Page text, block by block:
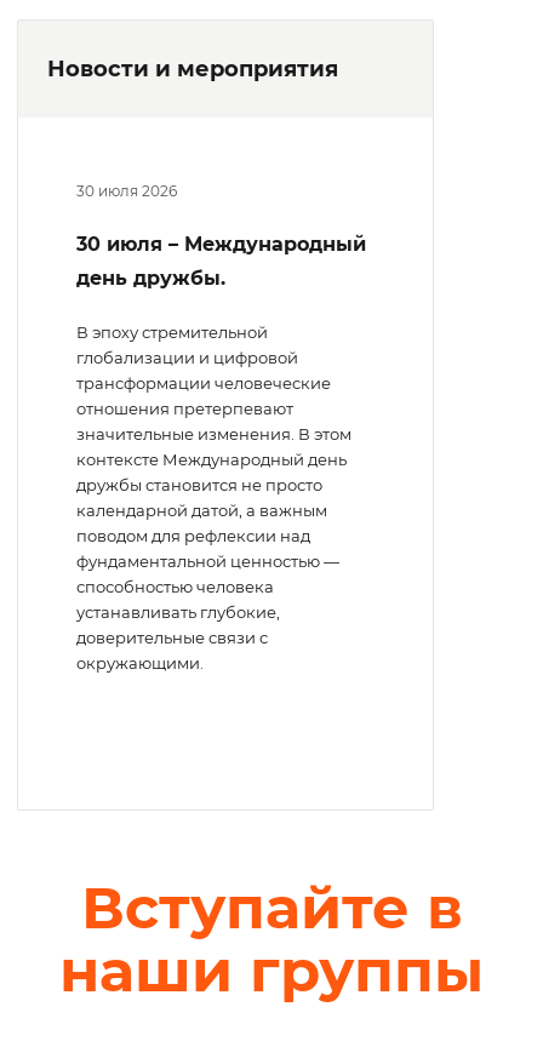
Новости и мероприятия
30 июля 2026
30 июля – Международный
день дружбы.
В эпоху стремительной
глобализации и цифровой
трансформации человеческие
отношения претерпевают
значительные изменения. В этом
контексте Международный день
дружбы становится не просто
календарной датой, а важным
поводом для рефлексии над
фундаментальной ценностью —
способностью человека
устанавливать глубокие,
доверительные связи с
окружающими.
Вступайте в
наши группы